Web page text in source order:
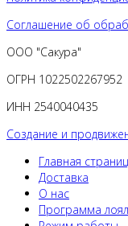
Соглашение об
ООО "Сакура"
ОГРН 1022502267952
ИНН 2540040435
Создание и
Главная
Доставка
О нас
Программа